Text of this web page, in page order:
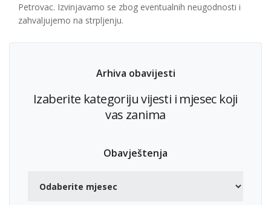
Petrovac. Izvinjavamo se zbog eventualnih neugodnosti i
zahvaljujemo na strpljenju.
Arhiva obavijesti
Izaberite kategoriju vijesti i mjesec koji
vas zanima
Obavještenja